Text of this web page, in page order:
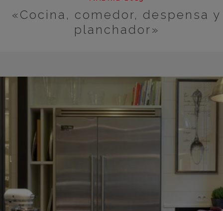
«Cocina, comedor, despensa y
planchador»